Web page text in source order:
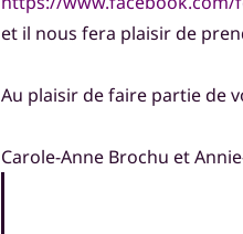
et il nous fera plaisir de
Au plaisir de faire partie de
Carole-Anne Brochu et